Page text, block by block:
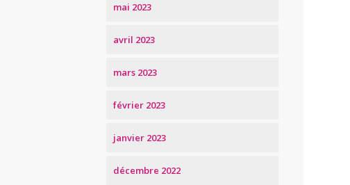
mai 2023
avril 2023
mars 2023
février 2023
janvier 2023
décembre 2022